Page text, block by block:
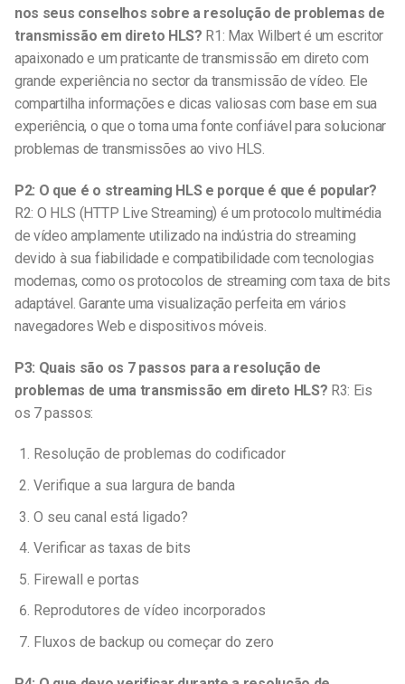
nos seus conselhos sobre a resolução de problemas de
transmissão em direto HLS? R1: Max Wilbert é um escritor
apaixonado e um praticante de transmissão em direto com
grande experiência no sector da transmissão de vídeo. Ele
compartilha informações e dicas valiosas com base em sua
experiência, o que o torna uma fonte confiável para solucionar
problemas de transmissões ao vivo HLS.
P2: O que é o streaming HLS e porque é que é popular?
R2: O HLS (HTTP Live Streaming) é um protocolo multimédia
de vídeo amplamente utilizado na indústria do streaming
devido à sua fiabilidade e compatibilidade com tecnologias
modernas, como os protocolos de streaming com taxa de bits
adaptável. Garante uma visualização perfeita em vários
navegadores Web e dispositivos móveis.
P3: Quais são os 7 passos para a resolução de
problemas de uma transmissão em direto HLS? R3: Eis
os 7 passos:
Resolução de problemas do codificador
Verifique a sua largura de banda
O seu canal está ligado?
Verificar as taxas de bits
Firewall e portas
Reprodutores de vídeo incorporados
Fluxos de backup ou começar do zero